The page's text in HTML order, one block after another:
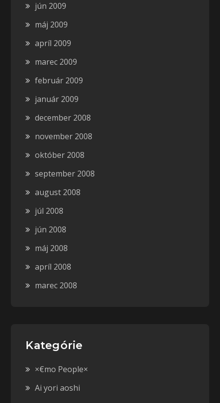
jún 2009
máj 2009
apríl 2009
marec 2009
február 2009
január 2009
december 2008
november 2008
október 2008
september 2008
august 2008
júl 2008
jún 2008
máj 2008
apríl 2008
marec 2008
Kategórie
×€mo People×
Ai yori aoshi